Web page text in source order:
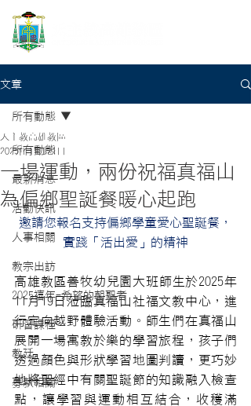
文章
所有動態
最新消息
活動快訊
人事相關
教宗出訪
2025禧年-希望的朝聖者
研習課程
教廷
募款相關
所有動態
一場運動，兩份祝福真福山
為偏鄉聖誕餐暖心起跑
天主教高雄教區
2025年11月21日
邀請您報名支持偏鄉學童愛心聖誕餐，
實踐「活出愛」的精神
高雄教區善牧幼兒園大班師生於2025年
11月19日蒞臨真福山社福文教中心，進
行定向越野體驗活動。師生們在真福山
展開一場寓教於樂的學習旅程，孩子們
透過顏色與形狀學習地圖判讀，更巧妙
地將聖經中有關聖誕節的知識融入檢查
點，讓學習與運動相互結合，收穫滿